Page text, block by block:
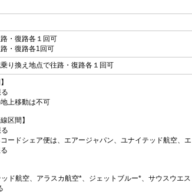
・復路各１回可
・復路各1回可
り換え地点で往路・復路各１回可
上移動は不可
区間】
ードシェア便は、エアージャパン、ユナイテッド航空、エ
ド航空、アラスカ航空*、ジェットブルー*、サウスウエス